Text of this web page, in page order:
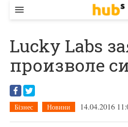
ЕКОНОМІКА
БІЗНЕС
СТАРТЕР
КОНТАКТИ
Lucky Labs
произволе
Бізнес Новини 14.04.2016